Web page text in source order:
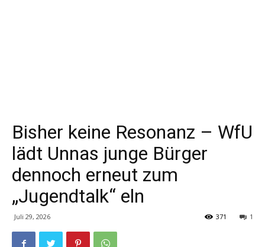
Bisher keine Resonanz – WfU
lädt Unnas junge Bürger
dennoch erneut zum
„Jugendtalk“ eln
Juli 29, 2026 1
371